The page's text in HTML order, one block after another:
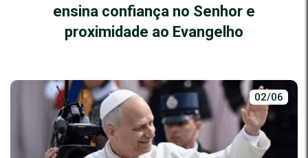
ensina confiança no Senhor e
proximidade ao Evangelho
02/06